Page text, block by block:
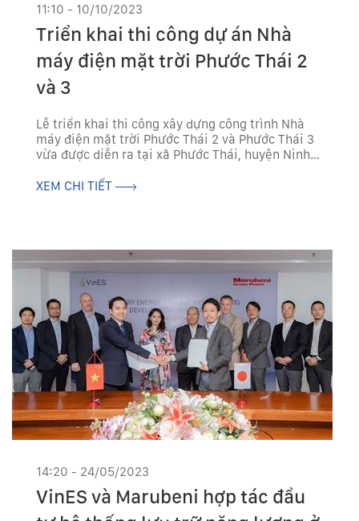
11:10 - 10/10/2023
Triển khai thi công dự án Nhà
máy điện mặt trời Phước Thái 2
và 3
Lễ triển khai thi công xây dựng công trình Nhà
máy điện mặt trời Phước Thái 2 và Phước Thái 3
vừa được diễn ra tại xã Phước Thái, huyện Ninh
XEM CHI TIẾT
14:20 - 24/05/2023
VinES và Marubeni hợp tác đầu